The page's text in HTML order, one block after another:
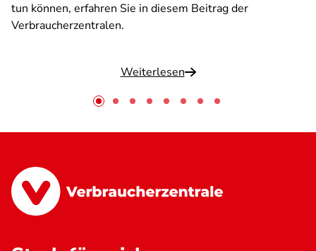
tun können, erfahren Sie in diesem Beitrag der
Verbraucherzentralen.
Weiterlesen